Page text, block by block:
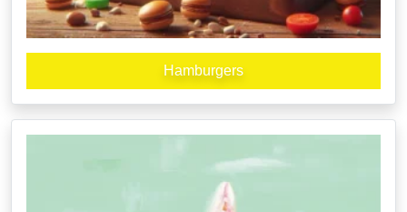
Hamburgers